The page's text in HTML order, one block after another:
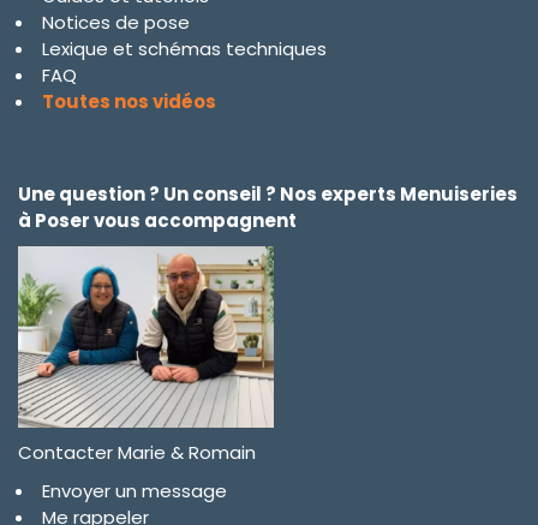
Notices de pose
Lexique et schémas techniques
FAQ
Toutes nos vidéos
Une question ? Un conseil ? Nos experts Menuiseries
à Poser vous accompagnent
Contacter Marie & Romain
Envoyer un message
Me rappeler